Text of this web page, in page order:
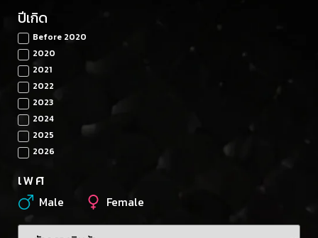
ปีเกิด
Before 2020
2020
2021
2022
2023
2024
2025
2026
เพศ
Male Female